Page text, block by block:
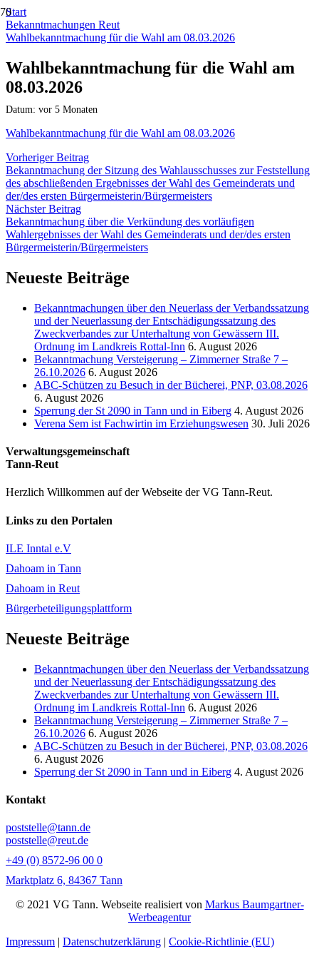
Start
Bekanntmachungen Reut
Wahlbekanntmachung für die Wahl am 08.03.2026
Wahlbekanntmachung für die Wahl am
08.03.2026
Datum: vor 5 Monaten
Wahlbekanntmachung für die Wahl am 08.03.2026
Vorheriger Beitrag
Bekanntmachung der Sitzung des Wahlausschusses zur Feststellung
des abschließenden Ergebnisses der Wahl des Gemeinderats und
der/des ersten Bürgermeisterin/Bürgermeisters
Nächster Beitrag
Bekanntmachung über die Verkündung des vorläufigen
Wahlergebnisses der Wahl des Gemeinderats und der/des ersten
Bürgermeisterin/Bürgermeisters
Neueste Beiträge
Bekanntmachungen über den Neuerlass der Verbandssatzung
und der Neuerlassung der Entschädigungssatzung des
Zweckverbandes zur Unterhaltung von Gewässern III.
Ordnung im Landkreis Rottal-Inn 6. August 2026
Bekanntmachung Versteigerung – Zimmerner Straße 7 –
26.10.2026 6. August 2026
ABC-Schützen zu Besuch in der Bücherei, PNP, 03.08.2026
6. August 2026
Sperrung der St 2090 in Tann und in Eiberg 4. August 2026
Verena Sem ist Fachwirtin im Erziehungswesen 30. Juli 2026
Verwaltungsgemeinschaft
Tann-Reut
Herzlich Willkommen auf der Webseite der VG Tann-Reut.
Links zu den Portalen
ILE Inntal e.V
Dahoam in Tann
Dahoam in Reut
Bürgerbeteiligungsplattform
Neueste Beiträge
Bekanntmachungen über den Neuerlass der Verbandssatzung
und der Neuerlassung der Entschädigungssatzung des
Zweckverbandes zur Unterhaltung von Gewässern III.
Ordnung im Landkreis Rottal-Inn 6. August 2026
Bekanntmachung Versteigerung – Zimmerner Straße 7 –
26.10.2026 6. August 2026
ABC-Schützen zu Besuch in der Bücherei, PNP, 03.08.2026
6. August 2026
Sperrung der St 2090 in Tann und in Eiberg 4. August 2026
Kontakt
poststelle@tann.de
poststelle@reut.de
+49 (0) 8572-96 00 0
Marktplatz 6, 84367 Tann
© 2021 VG Tann. Webseite realisiert von Markus Baumgartner-
Werbeagentur
Impressum | Datenschutzerklärung | Cookie-Richtlinie (EU)